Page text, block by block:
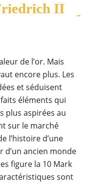
II
de l’or. Mais
encore plus. Les
et séduisent
éléments qui
plus aspirées au
sur le marché
l’histoire d’une
d’un ancien monde
figure la 10 Mark
sont